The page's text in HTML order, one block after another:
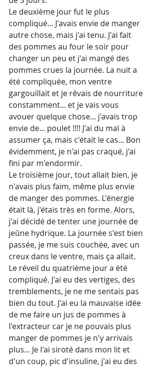
Le deuxième jour fut le plus
compliqué... J'avais envie de manger
autre chose, mais j'ai tenu. J'ai fait
des pommes au four le soir pour
changer un peu et j'ai mangé des
pommes crues la journée. La nuit a
été compliquée, mon ventre
gargouillait et je rêvais de nourriture
constamment... et je vais vous
avouer quelque chose... j'avais trop
envie de... poulet !!!! J'ai du mal à
assumer ça, mais c'était le cas... Bon
évidemment, je n'ai pas craqué, j'ai
fini par m'endormir.
Le troisième jour, tout allait bien, je
n'avais plus faim, même plus envie
de manger des pommes. L'énergie
était là, j'étais très en forme. Alors,
j'ai décidé de tenter une journée de
jeûne hydrique. La journée s'est bien
passée, je me suis couchée, avec un
creux dans le ventre, mais ça allait.
Le réveil du quatrième jour a été
compliqué. J'ai eu des vertiges, des
tremblements, je ne me sentais pas
bien du tout. J'ai eu la mauvaise idée
de me faire un jus de pommes à
l'extracteur car je ne pouvais plus
manger de pommes je n'y arrivais
plus... Je l'ai siroté dans mon lit et
d'un coup, pic d'insuline, j'ai eu des